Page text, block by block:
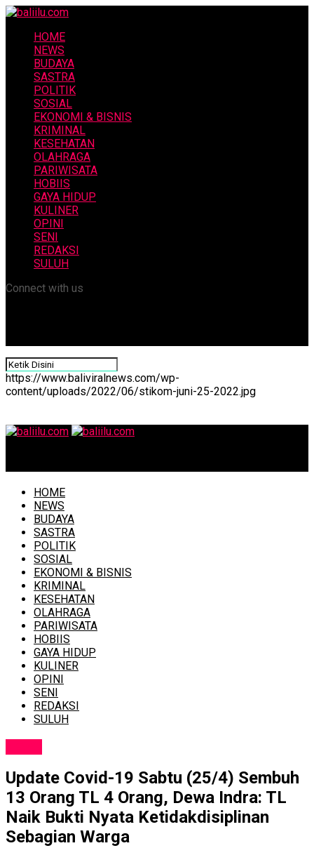
HOME
NEWS
BUDAYA
SASTRA
POLITIK
SOSIAL
EKONOMI & BISNIS
KRIMINAL
KESEHATAN
OLAHRAGA
PARIWISATA
HOBIIS
GAYA HIDUP
KULINER
OPINI
SENI
REDAKSI
SULUH
Connect with us
https://www.baliviralnews.com/wp-
content/uploads/2022/06/stikom-juni-25-2022.jpg
HOME
NEWS
BUDAYA
SASTRA
POLITIK
SOSIAL
EKONOMI & BISNIS
KRIMINAL
KESEHATAN
OLAHRAGA
PARIWISATA
HOBIIS
GAYA HIDUP
KULINER
OPINI
SENI
REDAKSI
SULUH
Update Covid-19 Sabtu (25/4) Sembuh
13 Orang TL 4 Orang, Dewa Indra: TL
Naik Bukti Nyata Ketidakdisiplinan
Sebagian Warga